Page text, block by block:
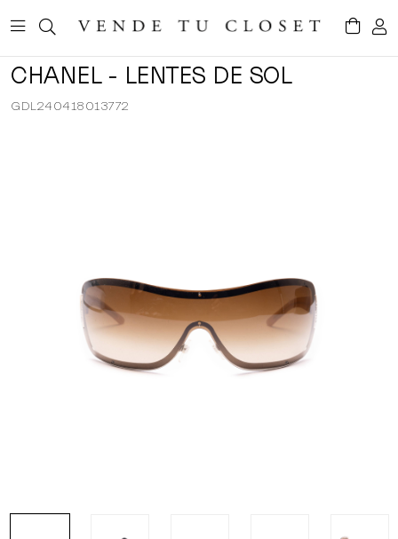
CHANEL - LENTES DE SOL
GDL240418013772